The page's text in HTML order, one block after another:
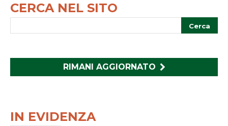
CERCA NEL SITO
RIMANI AGGIORNATO
IN EVIDENZA